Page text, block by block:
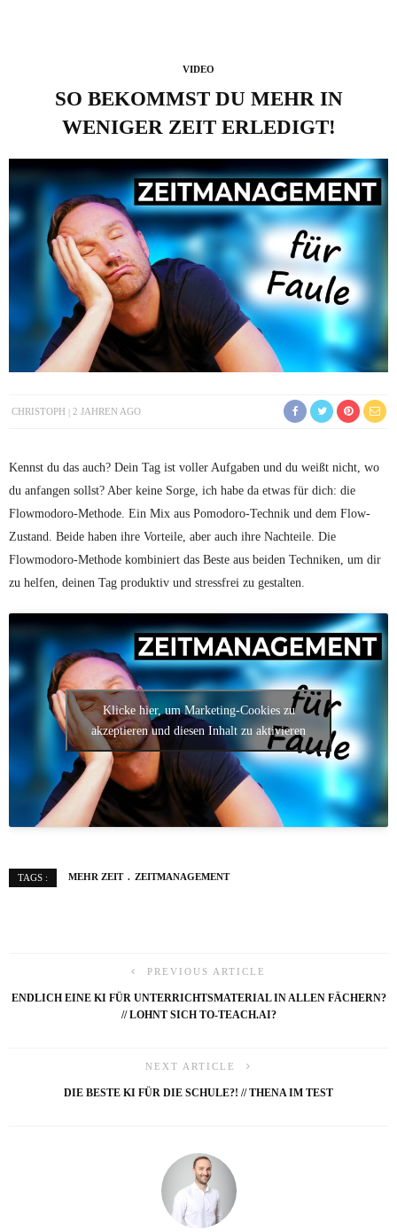
VIDEO
SO BEKOMMST DU MEHR IN
WENIGER ZEIT ERLEDIGT!
CHRISTOPH 2 JAHREN AGO
Kennst du das auch? Dein Tag ist voller Aufgaben und du weißt nicht, wo
du anfangen sollst? Aber keine Sorge, ich habe da etwas für dich: die
Flowmodoro-Methode. Ein Mix aus Pomodoro-Technik und dem Flow-
Zustand. Beide haben ihre Vorteile, aber auch ihre Nachteile. Die
Flowmodoro-Methode kombiniert das Beste aus beiden Techniken, um dir
zu helfen, deinen Tag produktiv und stressfrei zu gestalten.
Klicke hier, um Marketing-Cookies zu
akzeptieren und diesen Inhalt zu aktivieren
TAGS : MEHR ZEIT ZEITMANAGEMENT
PREVIOUS ARTICLE
ENDLICH EINE KI FÜR UNTERRICHTSMATERIAL IN ALLEN FÄCHERN?
// LOHNT SICH TO-TEACH.AI?
NEXT ARTICLE
DIE BESTE KI FÜR DIE SCHULE?! // THENA IM TEST